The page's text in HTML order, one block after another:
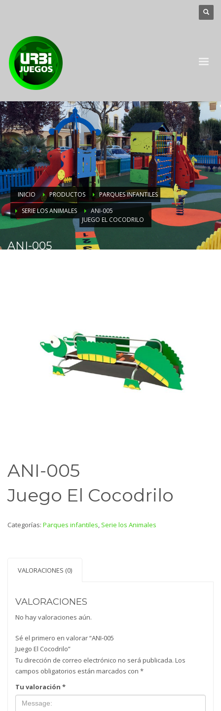
INICIO PRODUCTOS
PARQUES INFANTILES
SERIE LOS ANIMALES
ANI-005
JUEGO EL COCODRILO
ANI-005
ANI-005
Juego El Cocodrilo
Categorías: Parques infantiles, Serie los Animales
VALORACIONES (0)
VALORACIONES
No hay valoraciones aún.
Sé el primero en valorar “ANI-005
Juego El Cocodrilo”
Tu dirección de correo electrónico no será publicada. Los
campos obligatorios están marcados con *
Tu valoración *